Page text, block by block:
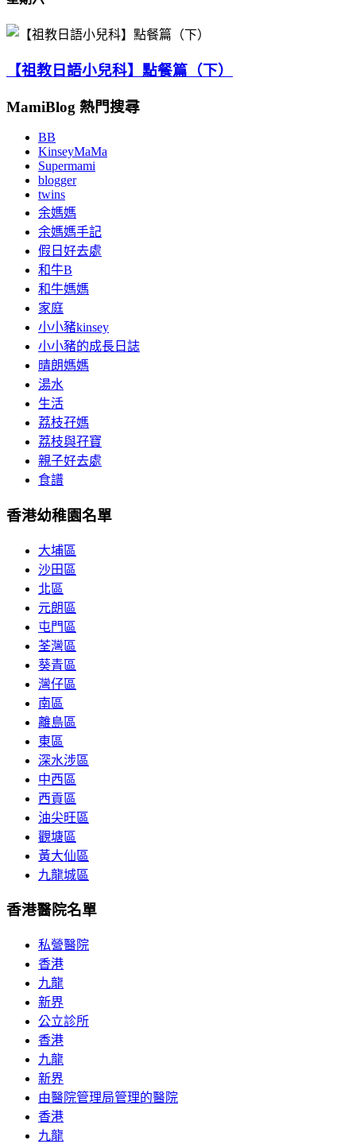
【祖教日語小兒科】點餐篇（下）
MamiBlog 熱門搜尋
BB
KinseyMaMa
Supermami
blogger
twins
余媽媽
余媽媽手記
假日好去處
和牛B
和牛媽媽
家庭
小小豬kinsey
小小豬的成長日誌
晴朗媽媽
湯水
生活
荔枝孖媽
荔枝與孖寶
親子好去處
食譜
香港幼稚園名單
大埔區
沙田區
北區
元朗區
屯門區
荃灣區
葵青區
灣仔區
南區
離島區
東區
深水涉區
中西區
西貢區
油尖旺區
觀塘區
黃大仙區
九龍城區
香港醫院名單
私營醫院
香港
九龍
新界
公立診所
香港
九龍
新界
由醫院管理局管理的醫院
香港
九龍